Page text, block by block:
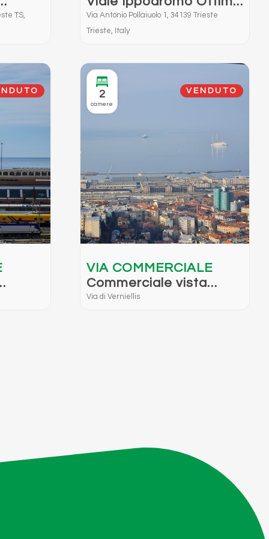
TS,
Opportunità di
Investimento.
Via Antonio Pollaiuolo 1, 34139 Trieste
Trieste, Italy
2
camere
VENDUTO
VIA COMMERCIALE
Commerciale vista
mare
Via di Verniellis